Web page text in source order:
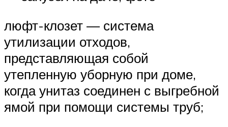
люфт-клозет ― система
утилизации отходов,
представляющая собой
утепленную уборную при доме,
когда унитаз соединен с выгребной
ямой при помощи системы труб;